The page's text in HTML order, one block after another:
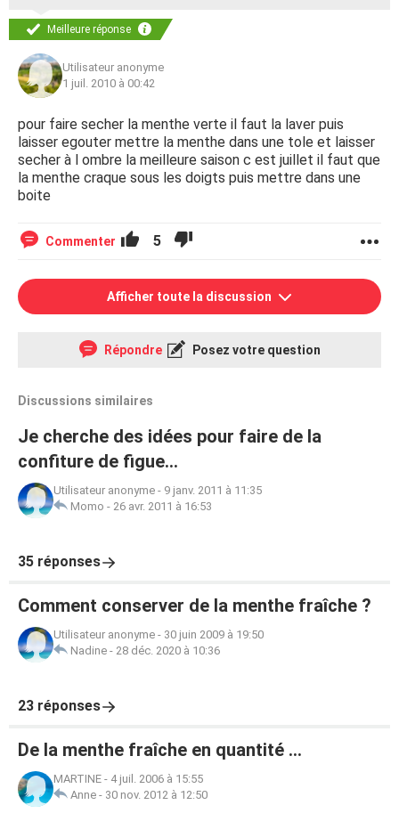
Meilleure réponse
Utilisateur anonyme
1 juil. 2010 à 00:42
pour faire secher la menthe verte il faut la laver puis
laisser egouter mettre la menthe dans une tole et laisser
secher à l ombre la meilleure saison c est juillet il faut que
la menthe craque sous les doigts puis mettre dans une
boite
Commenter 5
Afficher toute la discussion
Répondre Posez votre question
Discussions similaires
Je cherche des idées pour faire de la
confiture de figue...
Utilisateur anonyme - 9 janv. 2011 à 11:35
Momo - 26 avr. 2011 à 16:53
35 réponses
Comment conserver de la menthe fraîche ?
Utilisateur anonyme - 30 juin 2009 à 19:50
Nadine - 28 déc. 2020 à 10:36
23 réponses
De la menthe fraîche en quantité ...
MARTINE - 4 juil. 2006 à 15:55
Anne - 30 nov. 2012 à 12:50